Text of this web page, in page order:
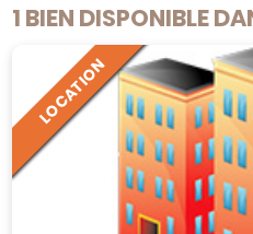
1 BIEN DISPONIBLE
LOCATION